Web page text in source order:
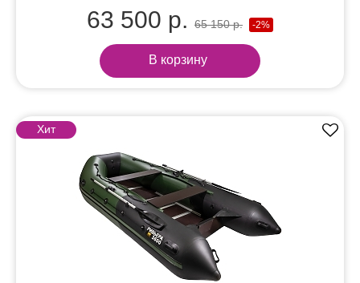
63 500 р. 65 150 р. -2%
В корзину
Хит